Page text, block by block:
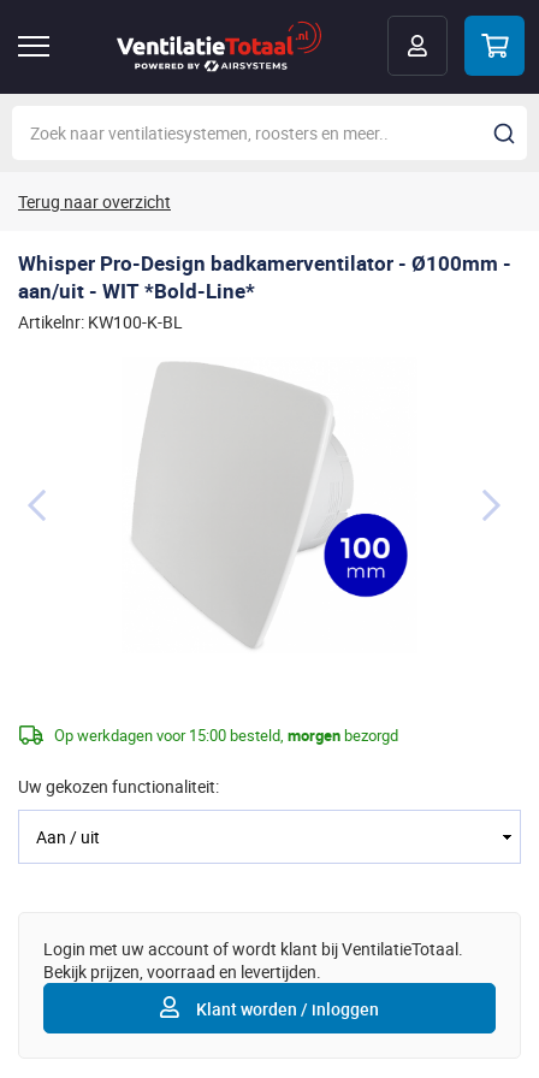
Terug naar overzicht
Whisper Pro-Design badkamerventilator - Ø100mm -
aan/uit - WIT *Bold-Line*
Artikelnr: KW100-K-BL
Op werkdagen voor 15:00 besteld, morgenbezorgd
Uw gekozen functionaliteit:
Login met uw account of wordt klant bij VentilatieTotaal.
Bekijk prijzen, voorraad en levertijden.
Klant worden / inloggen